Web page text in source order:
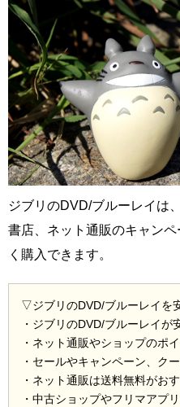
ジブリのDVD/ブルーレイは
書店、ネット通販のキャン
く購入できます。
▽ジブリのDVD/ブルーレイを
・ジブリのDVD/ブルーレイが
・ネット通販やショップのポ
・セールやキャンペーン、ク
・ネット通販は送料無料がお
・中古ショップやフリマアプ